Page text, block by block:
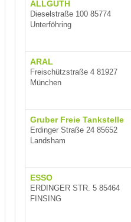
ALLGUTH
Dieselstraße 100 85774
Unterföhring
ARAL
Freischützstraße 4 81927
München
Gruber Freie Tankstelle
Erdinger Straße 24 85652
Landsham
ESSO
ERDINGER STR. 5 85464
FINSING